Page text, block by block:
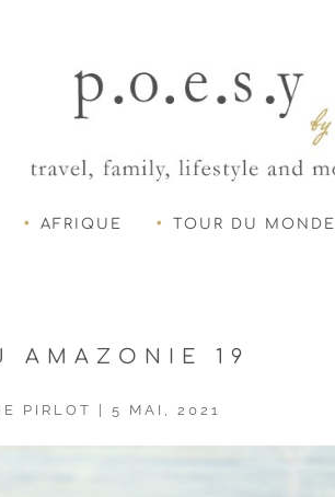
AFRIQUE TOUR DU MONDE
AMAZONIE 19
PIRLOT | 5 MAI, 2021